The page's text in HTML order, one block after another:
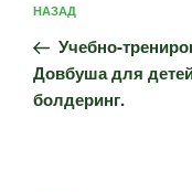
по
записям
Предыдущая
запись:
НАЗАД
Учебно-
Довбуша для
болдеринг.